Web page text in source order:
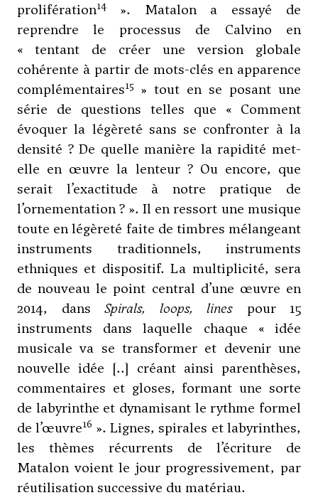
prolifération14
». Matalon a essayé de
reprendre le processus de Calvino en
« tentant de créer une version globale
cohérente à partir de mots-clés en apparence
complémentaires15 » tout en se posant une
série de questions telles que « Comment
évoquer la légèreté sans se confronter à la
densité ? De quelle manière la rapidité met-
elle en œuvre la lenteur ? Ou encore, que
serait l’exactitude à notre pratique de
l’ornementation ? ». Il en ressort une musique
toute en légèreté faite de timbres mélangeant
instruments traditionnels, instruments
ethniques et dispositif. La multiplicité, sera
de nouveau le point central d’une œuvre en
2014, dans Spirals, loops, lines pour 15
instruments dans laquelle chaque « idée
musicale va se transformer et devenir une
nouvelle idée [..] créant ainsi parenthèses,
commentaires et gloses, formant une sorte
de labyrinthe et dynamisant le rythme formel
de l’œuvre16 ». Lignes, spirales et labyrinthes,
les thèmes récurrents de l’écriture de
Matalon voient le jour progressivement, par
réutilisation successive du matériau.